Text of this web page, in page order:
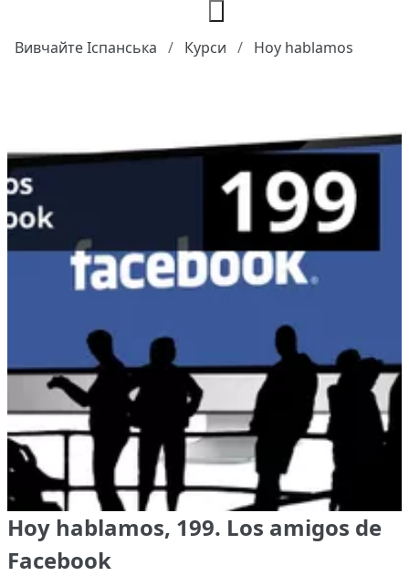
Вивчайте Іспанська Курси Hoy hablamos
Hoy hablamos, 199. Los amigos de
Facebook